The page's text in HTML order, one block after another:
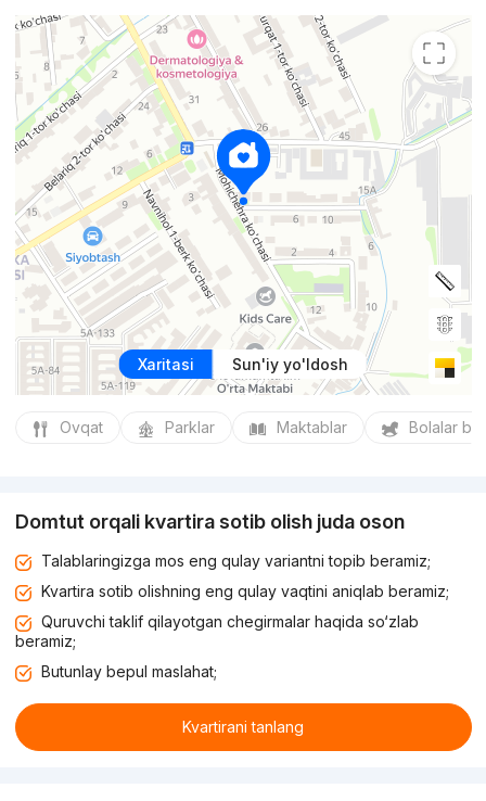
Xaritasi Sun'iy yo'ldosh
Ovqat Parklar Maktablar Bolalar
Domtut orqali kvartira sotib olish juda oson
Talablaringizga mos eng qulay variantni topib beramiz;
Kvartira sotib olishning eng qulay vaqtini aniqlab beramiz;
Quruvchi taklif qilayotgan chegirmalar haqida so‘zlab
beramiz;
Butunlay bepul maslahat;
Kvartirani tanlang